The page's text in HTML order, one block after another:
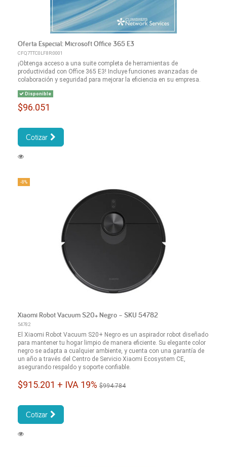
Oferta Especial: Microsoft Office 365 E3
CFQ7TTC0LF8R:0001
¡Obtenga acceso a una suite completa de herramientas de
productividad con Office 365 E3! Incluye funciones avanzadas de
colaboración y seguridad para mejorar la eficiencia en su empresa.
Disponible
$96.051
Cotizar
-8%
Xiaomi Robot Vacuum S20+ Negro – SKU 54782
54782
El Xiaomi Robot Vacuum S20+ Negro es un aspirador robot diseñado
para mantener tu hogar limpio de manera eficiente. Su elegante color
negro se adapta a cualquier ambiente, y cuenta con una garantía de
un año a través del Centro de Servicio Xiaomi Ecosystem CE,
asegurando respaldo y soporte confiable.
$915.201 + IVA 19%$994.784
Cotizar